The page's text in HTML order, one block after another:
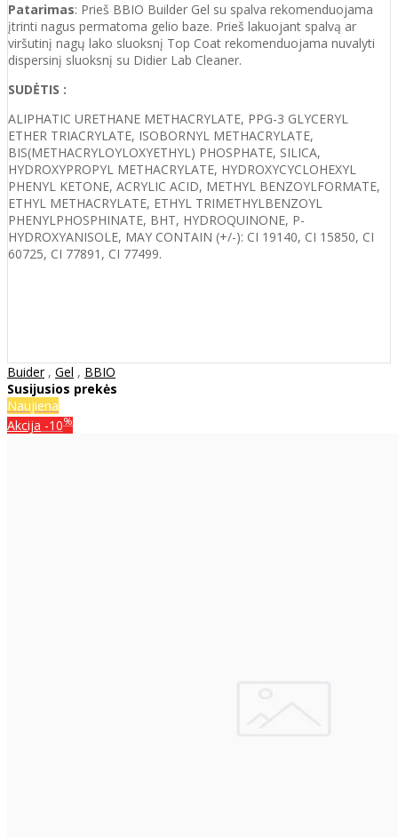
Patarimas: Prieš BBIO Builder Gel su spalva rekomenduojama
įtrinti nagus permatoma gelio baze. Prieš lakuojant spalvą ar
viršutinį nagų lako sluoksnį Top Coat rekomenduojama nuvalyti
dispersinį sluoksnį su Didier Lab Cleaner.
SUDĖTIS :
ALIPHATIC URETHANE METHACRYLATE, PPG-3 GLYCERYL
ETHER TRIACRYLATE, ISOBORNYL METHACRYLATE,
BIS(METHACRYLOYLOXYETHYL) PHOSPHATE, SILICA,
HYDROXYPROPYL METHACRYLATE, HYDROXYCYCLOHEXYL
PHENYL KETONE, ACRYLIC ACID, METHYL BENZOYLFORMATE,
ETHYL METHACRYLATE, ETHYL TRIMETHYLBENZOYL
PHENYLPHOSPHINATE, BHT, HYDROQUINONE, P-
HYDROXYANISOLE, MAY CONTAIN (+/-): CI 19140, CI 15850, CI
60725, CI 77891, CI 77499.
Buider, Gel , BBIO
Susijusios prekės
Naujiena
Akcija -10%